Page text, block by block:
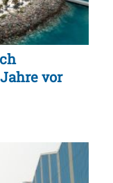
vor